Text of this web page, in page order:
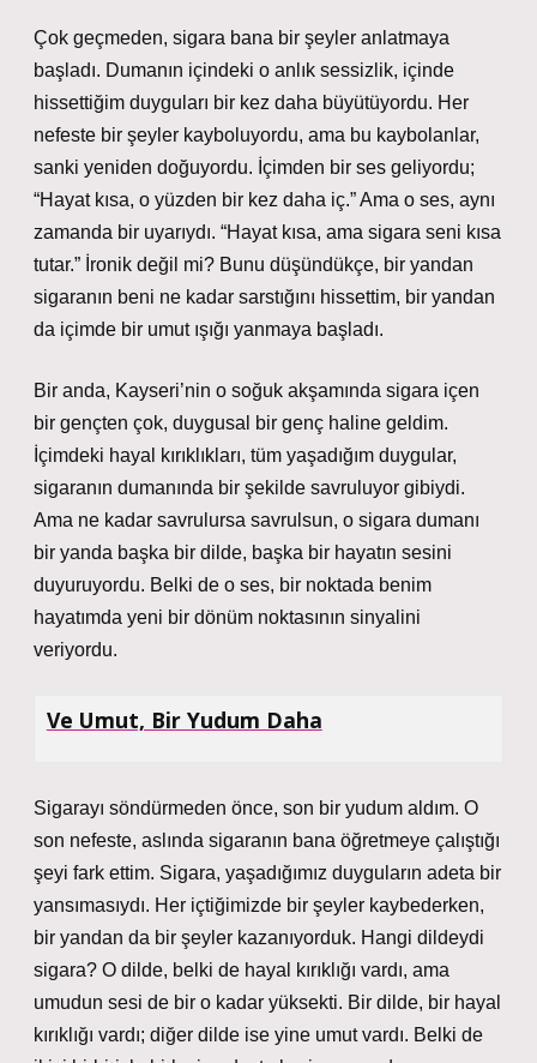
Çok geçmeden, sigara bana bir şeyler anlatmaya
başladı. Dumanın içindeki o anlık sessizlik, içinde
hissettiğim duyguları bir kez daha büyütüyordu. Her
nefeste bir şeyler kayboluyordu, ama bu kaybolanlar,
sanki yeniden doğuyordu. İçimden bir ses geliyordu;
“Hayat kısa, o yüzden bir kez daha iç.” Ama o ses, aynı
zamanda bir uyarıydı. “Hayat kısa, ama sigara seni kısa
tutar.” İronik değil mi? Bunu düşündükçe, bir yandan
sigaranın beni ne kadar sarstığını hissettim, bir yandan
da içimde bir umut ışığı yanmaya başladı.
Bir anda, Kayseri’nin o soğuk akşamında sigara içen
bir gençten çok, duygusal bir genç haline geldim.
İçimdeki hayal kırıklıkları, tüm yaşadığım duygular,
sigaranın dumanında bir şekilde savruluyor gibiydi.
Ama ne kadar savrulursa savrulsun, o sigara dumanı
bir yanda başka bir dilde, başka bir hayatın sesini
duyuruyordu. Belki de o ses, bir noktada benim
hayatımda yeni bir dönüm noktasının sinyalini
veriyordu.
Ve Umut, Bir Yudum Daha
Sigarayı söndürmeden önce, son bir yudum aldım. O
son nefeste, aslında sigaranın bana öğretmeye çalıştığı
şeyi fark ettim. Sigara, yaşadığımız duyguların adeta bir
yansımasıydı. Her içtiğimizde bir şeyler kaybederken,
bir yandan da bir şeyler kazanıyorduk. Hangi dildeydi
sigara? O dilde, belki de hayal kırıklığı vardı, ama
umudun sesi de bir o kadar yüksekti. Bir dilde, bir hayal
kırıklığı vardı; diğer dilde ise yine umut vardı. Belki de